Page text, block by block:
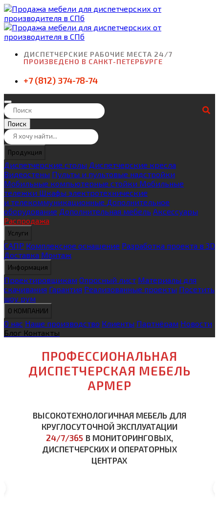
ДИСПЕТЧЕРСКИЕ РАБОЧИЕ МЕСТА 24/7
ПРОИЗВЕДЕНО В САНКТ-ПЕТЕРБУРГЕ
+7 (812) 374-78-74
Поиск
Продукция
Диспетчерские столы Диспетчерские кресла
Видеостены Пульты и пультовые надстройки
Мобильные компьютерные стойки Мобильные
тележки Шкафы электротехнические
и телекоммуникационные Дополнительное
оборудование Дополнительная мебель Аксессуары
Распродажа
Услуги
САПР Комплексное оснащение Разработка проекта в 3D
Доставка Монтаж
Информация
Проектировщикам Опросный лист Материалы для
скачивания Гарантия Реализованные проекты Посетить
шоу рум
О КОМПАНИИ
О нас Наше производство Клиенты Партнёрам Новости
Блог Контакты
ПРОФЕССИОНАЛЬНАЯ
ДИСПЕТЧЕРСКАЯ МЕБЕЛЬ
АРМЕР
ВЫСОКОТЕХНОЛОГИЧНАЯ МЕБЕЛЬ ДЛЯ
КРУГЛОСУТОЧНОЙ ЭКСПЛУАТАЦИИ
24/7/365 В МОНИТОРИНГОВЫХ,
ДИСПЕТЧЕРСКИХ И ОПЕРАТОРНЫХ
ЦЕНТРАХ